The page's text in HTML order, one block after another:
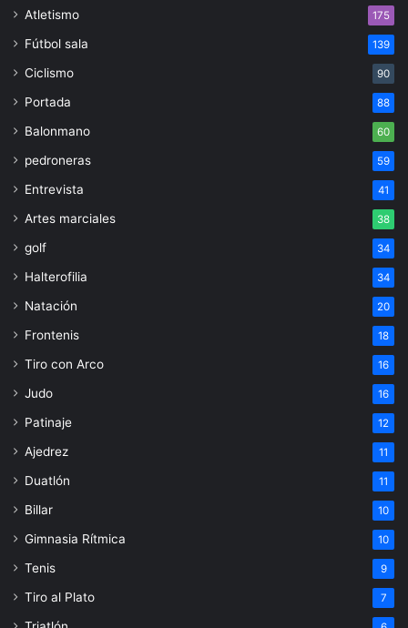
Atletismo 175
Fútbol sala 139
Ciclismo 90
Portada 88
Balonmano 60
pedroneras 59
Entrevista 41
Artes marciales 38
golf 34
Halterofilia 34
Natación 20
Frontenis 18
Tiro con Arco 16
Judo 16
Patinaje 12
Ajedrez 11
Duatlón 11
Billar 10
Gimnasia Rítmica 10
Tenis 9
Tiro al Plato 7